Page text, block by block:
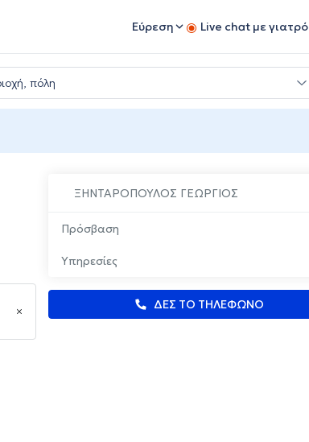
Εύρεση Live chat με γιατρό
ΞΗΝΤΑΡΟΠΟΥΛΟΣ ΓΕΩΡΓΙΟΣ
Πρόσβαση
Υπηρεσίες
ΔΕΣ ΤΟ ΤΗΛΕΦΩΝΟ